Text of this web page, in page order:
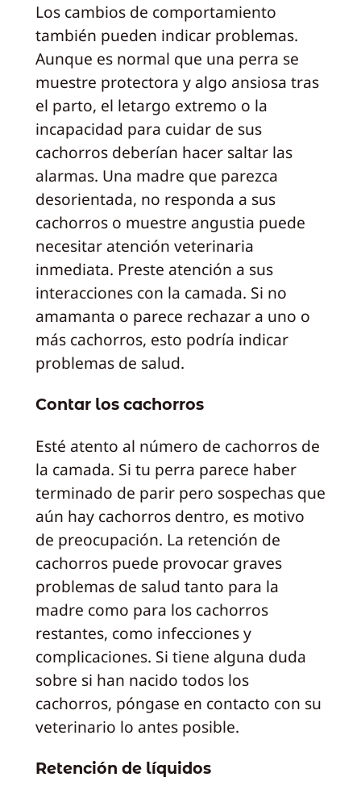
Los cambios de comportamiento
también pueden indicar problemas.
Aunque es normal que una perra se
muestre protectora y algo ansiosa tras
el parto, el letargo extremo o la
incapacidad para cuidar de sus
cachorros deberían hacer saltar las
alarmas. Una madre que parezca
desorientada, no responda a sus
cachorros o muestre angustia puede
necesitar atención veterinaria
inmediata. Preste atención a sus
interacciones con la camada. Si no
amamanta o parece rechazar a uno o
más cachorros, esto podría indicar
problemas de salud.
Contar los cachorros
Esté atento al número de cachorros de
la camada. Si tu perra parece haber
terminado de parir pero sospechas que
aún hay cachorros dentro, es motivo
de preocupación. La retención de
cachorros puede provocar graves
problemas de salud tanto para la
madre como para los cachorros
restantes, como infecciones y
complicaciones. Si tiene alguna duda
sobre si han nacido todos los
cachorros, póngase en contacto con su
veterinario lo antes posible.
Retención de líquidos